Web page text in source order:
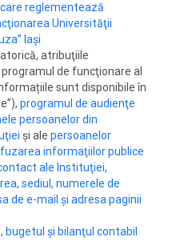
reglementează
Universităţii
Iaşi
atribuţiile
de funcţionare al
sunt disponibile în
programul de audienţe
persoanelor din
şi ale persoanelor
informaţiilor publice
ale Instituţiei,
sediul, numerele de
de e-mail şi adresa paginii
bugetul şi bilanţul contabil